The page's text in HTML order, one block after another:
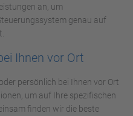
an, um
genau auf
Ihnen vor Ort
persönlich bei Ihnen vor Ort
um auf Ihre spezifischen
finden wir die beste